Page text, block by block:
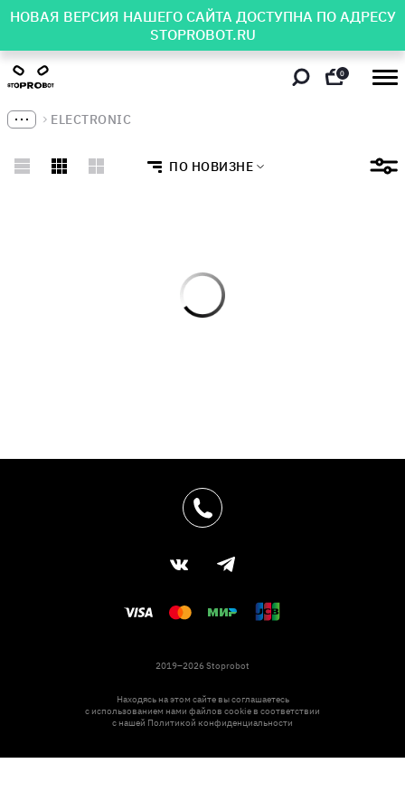
НОВАЯ ВЕРСИЯ НАШЕГО САЙТА ДОСТУПНА ПО АДРЕСУ
STOPROBOT.RU
0
ELECTRONIC
ПО НОВИЗНЕ
2019–2026 Stoprobot
Находясь на этом сайте вы соглашаетесь
с использованием нами файлов cookie в соответствии
с нашей Политикой конфиденциальности